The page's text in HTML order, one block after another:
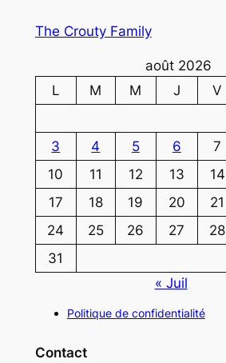
The Crouty Family
août 2026
L
M M J V
3
4 5 6 7
10
11 12 13 14
17
18 19 20 21
24
25 26 27 28
31
« Juil
Politique de confidentialité
Contact